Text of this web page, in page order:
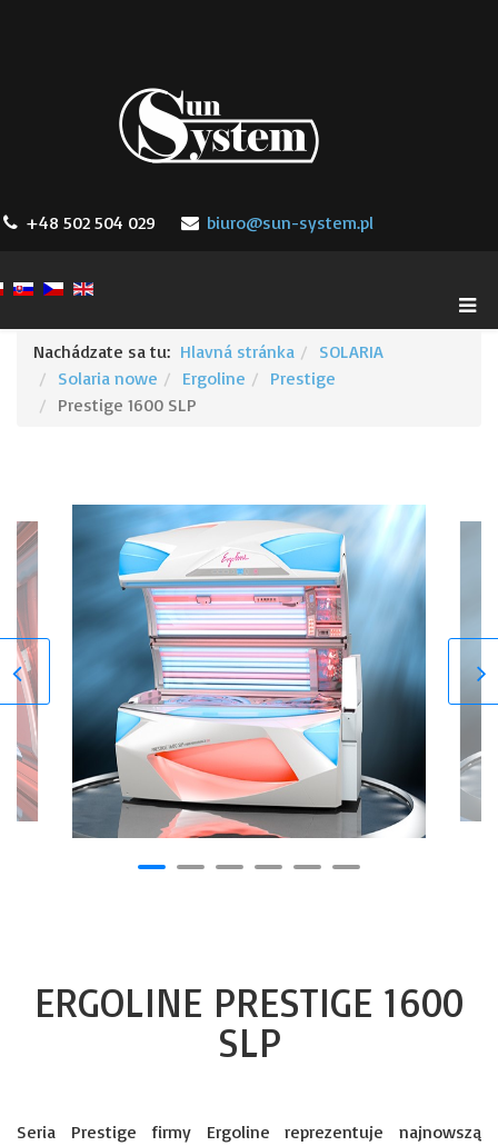
+48 502 504 029 biuro@sun-system.pl
Nachádzate sa tu: Hlavná stránka
SOLARIA
Solaria nowe
Ergoline
Prestige
Prestige 1600 SLP
ERGOLINE PRESTIGE 1600
SLP
Seria Prestige firmy Ergoline reprezentuje najnowszą